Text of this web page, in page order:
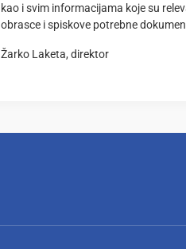
kao i svim informacijama koje su
obrasce i spiskove potrebne
Žarko Laketa, direktor